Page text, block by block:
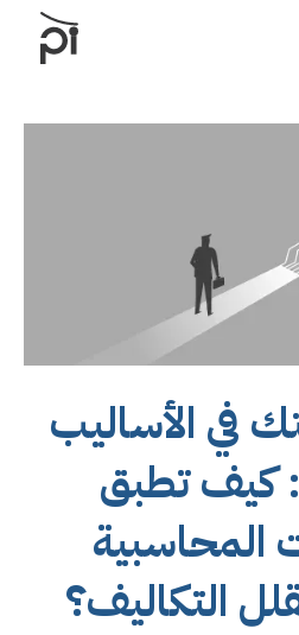
في الأساليب
كيف تطبق
المحاسبية
التكاليف؟